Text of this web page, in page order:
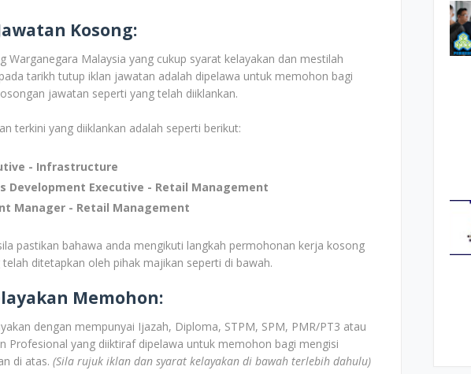
Kosong:
Warganegara Malaysia yang cukup syarat kelayakan dan mestilah
tarikh tutup iklan jawatan adalah dipelawa untuk memohon bagi
jawatan seperti yang telah diiklankan.
terkini yang diiklankan adalah seperti berikut:
- Infrastructure
Development Executive - Retail Management
Manager - Retail Management
pastikan bahawa anda mengikuti langkah permohonan kerja kosong
ditetapkan oleh pihak majikan seperti di bawah.
Memohon:
dengan mempunyai Ijazah, Diploma, STPM, SPM, PMR/PT3 atau
Profesional yang diiktiraf dipelawa untuk memohon bagi mengisi
di atas. (Sila rujuk iklan dan syarat kelayakan di bawah terlebih dahulu)